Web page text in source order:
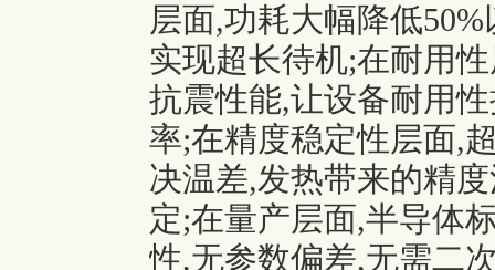
层面,功耗大幅降低
实现超长待机;在耐用
抗震性能,让设备耐用
率;在精度稳定性层面,
决温差,发热带来的精
定;在量产层面,半导体
性,无参数偏差,无需二